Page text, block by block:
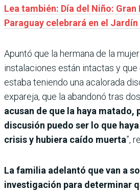
Lea también: Día del Niño:
Paraguay celebrará en el
Apuntó que la hermana de la
instalaciones están intactas y
estaba teniendo una acalorada
expareja, que la abandonó tras
acusan de que la haya matado,
discusión puedo ser lo que
crisis y hubiera caído muerta”,
La familia adelantó que van a
investigación para determinar